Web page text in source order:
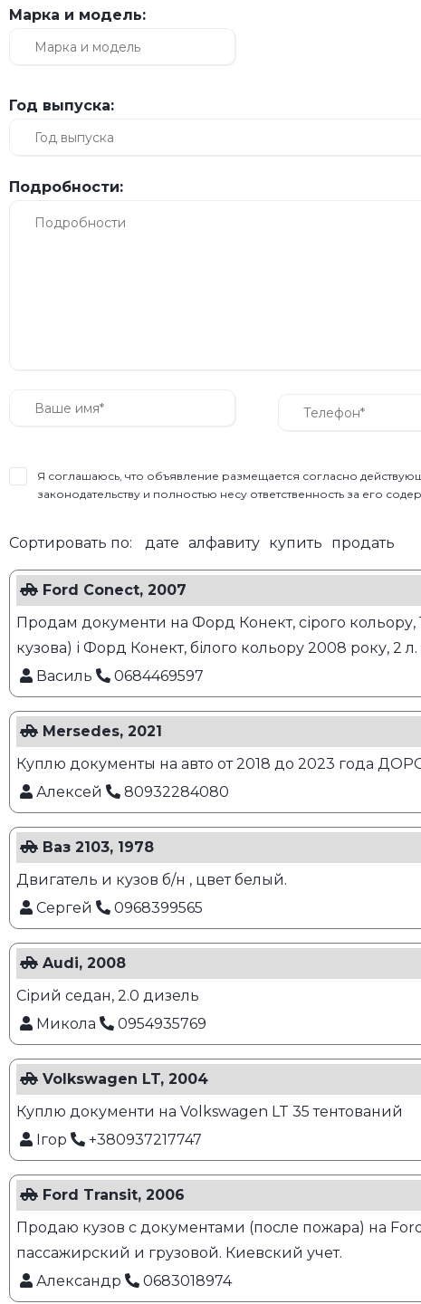
Марка и модель:
Год выпуска:
Подробности:
Я соглашаюсь, что объявление размещается согласно
законодательству и полностью несу ответственность за его
Сортировать по: дате алфавиту купить продать
Ford Conect, 2007
Продам документи на Форд Конект, сірого кольору,
кузова) і Форд Конект, білого кольору 2008 року, 2
Василь
0684469597
Mersedes, 2021
Куплю документы на авто от 2018 до 2023 года
Алексей
80932284080
Ваз 2103, 1978
Двигатель и кузов б/н , цвет белый.
Сергей
0968399565
Audi, 2008
Сірий седан, 2.0 дизель
Микола
0954935769
Volkswagen LT, 2004
Куплю документи на Volkswagen LT 35 тентований
Ігор
+380937217747
Ford Transit, 2006
Продаю кузов с документами (после пожара) на
пассажирский и грузовой. Киевский учет.
Александр
0683018974